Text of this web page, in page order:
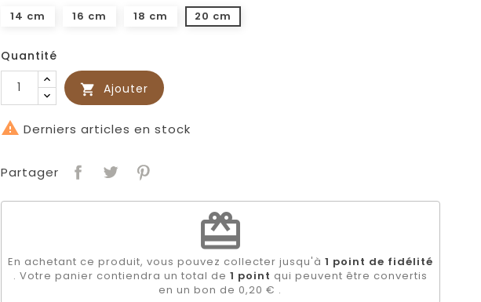
14 cm 16 cm 18 cm 20 cm
Quantité
 Ajouter
 Derniers articles en stock
Partager
redeem
En achetant ce produit, vous pouvez collecter jusqu'à 1 point de fidélité
. Votre panier contiendra un total de 1 point qui peuvent être convertis
en un bon de 0,20 € .